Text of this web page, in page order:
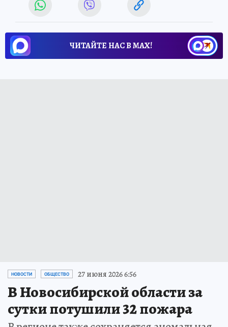
ЧИТАЙТЕ НАС В МАХ!
НОВОСТИ ОБЩЕСТВО 27 июня 2026 6:56
В Новосибирской области за
сутки потушили 32 пожара